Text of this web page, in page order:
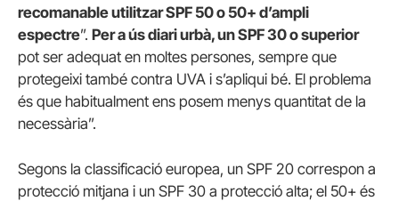
recomanable utilitzar SPF 50 o 50+ d’ampli
espectre”. Per a ús diari urbà, un SPF 30 o superior
pot ser adequat en moltes persones, sempre que
protegeixi també contra UVA i s’apliqui bé. El problema
és que habitualment ens posem menys quantitat de la
necessària”.
Segons la classificació europea, un SPF 20 correspon a
protecció mitjana i un SPF 30 a protecció alta; el 50+ és